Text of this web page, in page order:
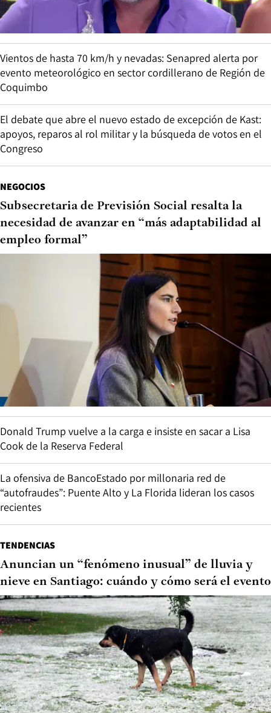
Vientos de hasta 70 km/h y nevadas: Senapred alerta por
evento meteorológico en sector cordillerano de Región de
Coquimbo
El debate que abre el nuevo estado de excepción de Kast:
apoyos, reparos al rol militar y la búsqueda de votos en el
Congreso
NEGOCIOS
Subsecretaria de Previsión Social resalta la
necesidad de avanzar en “más adaptabilidad al
empleo formal”
Donald Trump vuelve a la carga e insiste en sacar a Lisa
Cook de la Reserva Federal
La ofensiva de BancoEstado por millonaria red de
“autofraudes”: Puente Alto y La Florida lideran los casos
recientes
TENDENCIAS
Anuncian un “fenómeno inusual” de lluvia y
nieve en Santiago: cuándo y cómo será el evento